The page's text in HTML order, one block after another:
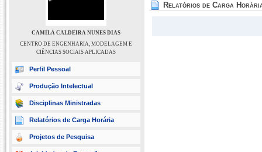
CAMILA CALDEIRA NUNES DIAS
CENTRO DE ENGENHARIA, MODELAGEM E
CIÊNCIAS SOCIAIS APLICADAS
Perfil Pessoal
Produção Intelectual
Disciplinas Ministradas
Relatórios de Carga Horária
Projetos de Pesquisa
Relatórios de Carga